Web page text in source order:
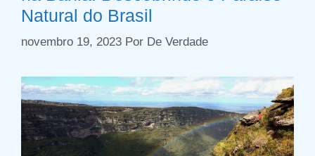
Natural do Brasil
novembro 19, 2023 Por De Verdade